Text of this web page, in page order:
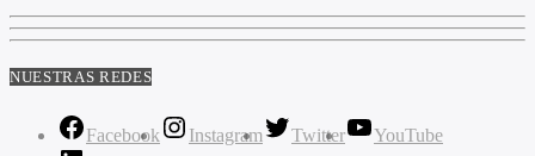
NUESTRAS REDES
Facebook Instagram Twitter
YouTube